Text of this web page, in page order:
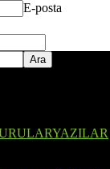
E-posta
YAZILAR